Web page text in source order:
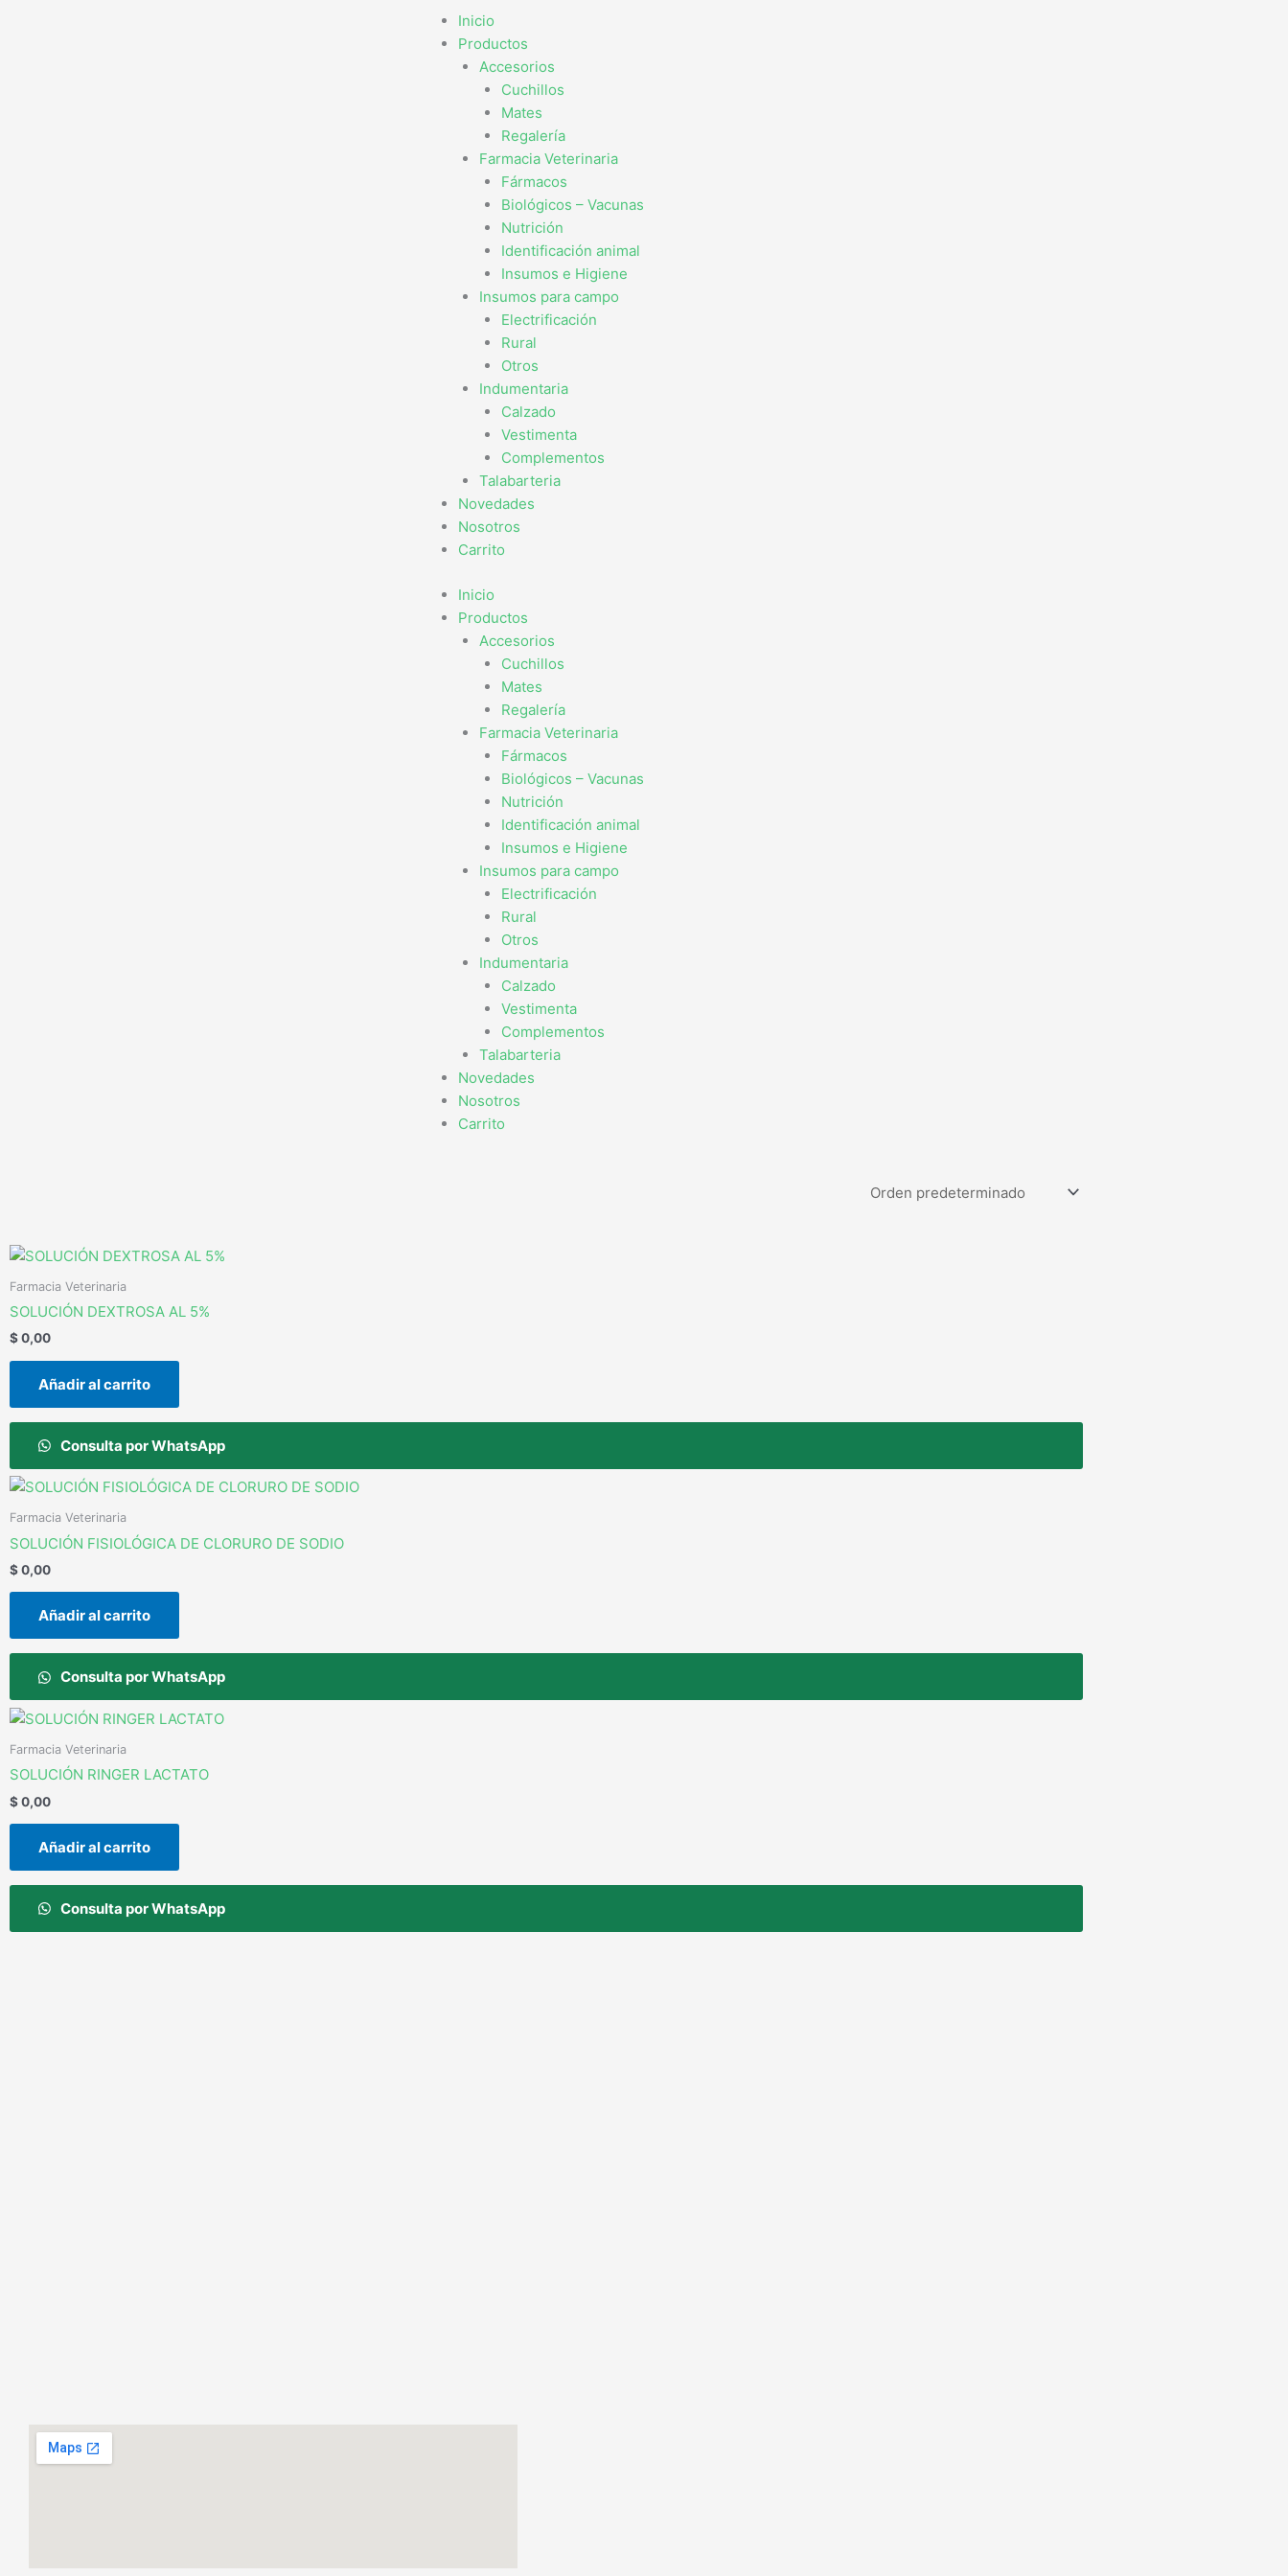
Inicio
Productos
Accesorios
Cuchillos
Mates
Regalería
Farmacia Veterinaria
Fármacos
Biológicos – Vacunas
Nutrición
Identificación animal
Insumos e Higiene
Insumos para campo
Electrificación
Rural
Otros
Indumentaria
Calzado
Vestimenta
Complementos
Talabarteria
Novedades
Nosotros
Carrito
Inicio
Productos
Accesorios
Cuchillos
Mates
Regalería
Farmacia Veterinaria
Fármacos
Biológicos – Vacunas
Nutrición
Identificación animal
Insumos e Higiene
Insumos para campo
Electrificación
Rural
Otros
Indumentaria
Calzado
Vestimenta
Complementos
Talabarteria
Novedades
Nosotros
Carrito
Farmacia Veterinaria
SOLUCIÓN DEXTROSA AL 5%
$0,00
Añadir al carrito
Consulta por WhatsApp
Farmacia Veterinaria
SOLUCIÓN FISIOLÓGICA DE CLORURO DE SODIO
$0,00
Añadir al carrito
Consulta por WhatsApp
Farmacia Veterinaria
SOLUCIÓN RINGER LACTATO
$0,00
Añadir al carrito
Consulta por WhatsApp